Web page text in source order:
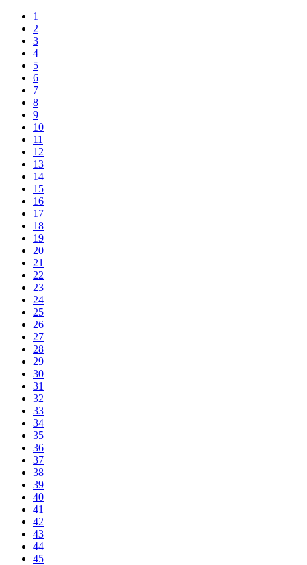
1
2
3
4
5
6
7
8
9
10
11
12
13
14
15
16
17
18
19
20
21
22
23
24
25
26
27
28
29
30
31
32
33
34
35
36
37
38
39
40
41
42
43
44
45